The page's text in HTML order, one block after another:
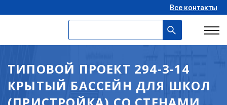
Все контакты
ТИПОВОЙ ПРОЕКТ 294-3-14
КРЫТЫЙ БАССЕЙН ДЛЯ ШКОЛ